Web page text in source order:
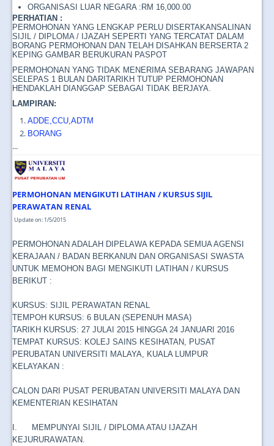
ORGANISASI LUAR NEGARA :RM 16,000.00
PERHATIAN :
PERMOHONAN YANG LENGKAP PERLU DISERTAKANSALINAN
SIJIL / DIPLOMA / IJAZAH SEPERTI YANG TERCATAT DALAM
BORANG PERMOHONAN DAN TELAH DISAHKAN BERSERTA 2
KEPING GAMBAR BERUKURAN PASPOT
PERMOHONAN YANG TIDAK MENERIMA SEBARANG JAWAPAN
SELEPAS 1 BULAN DARITARIKH TUTUP PERMOHONAN
HENDAKLAH DIANGGAP SEBAGAI TIDAK BERJAYA.
LAMPIRAN:
ADDE,CCU,ADTM
BORANG
...
PERMOHONAN MENGIKUTI LATIHAN / KURSUS SIJIL
PERAWATAN RENAL
Update on: 1/5/2015
PERMOHONAN ADALAH DIPELAWA KEPADA SEMUA AGENSI
KERAJAAN / BADAN BERKANUN DAN ORGANISASI SWASTA
UNTUK MEMOHON BAGI MENGIKUTI LATIHAN / KURSUS
BERIKUT :
KURSUS: SIJIL PERAWATAN RENAL
TEMPOH KURSUS: 6 BULAN (SEPENUH MASA)
TARIKH KURSUS: 27 JULAI 2015 HINGGA 24 JANUARI 2016
TEMPAT KURSUS: KOLEJ SAINS KESIHATAN, PUSAT
PERUBATAN UNIVERSITI MALAYA, KUALA LUMPUR
KELAYAKAN :
CALON DARI PUSAT PERUBATAN UNIVERSITI MALAYA DAN
KEMENTERIAN KESIHATAN
I.
MEMPUNYAI SIJIL / DIPLOMA ATAU IJAZAH
KEJURURAWATAN.